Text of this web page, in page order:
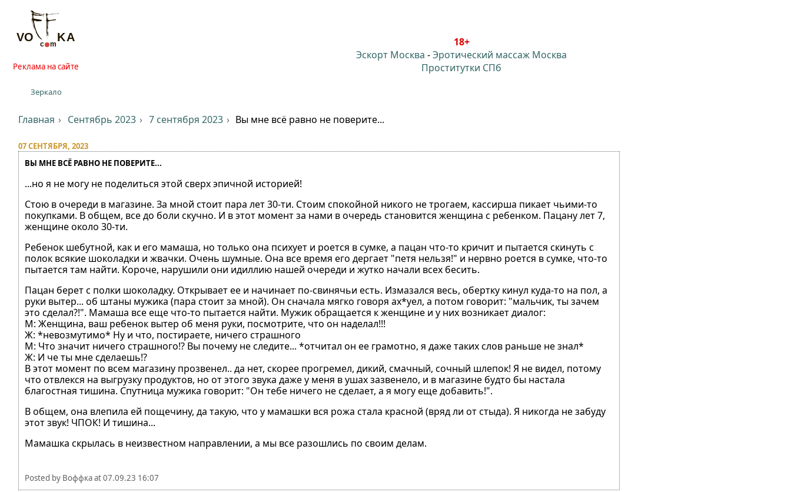
Реклама на сайте
Зеркало
18+
Эскорт Москва -Эротический массаж Москва
Проститутки СПб
Главная Сентябрь 2023 7 сентября 2023 Вы мне всё равно не поверите...
07 СЕНТЯБРЯ, 2023
ВЫ МНЕ ВСЁ РАВНО НЕ ПОВЕРИТЕ...
...но я не могу не поделиться этой сверх эпичной историей!
Стою в очереди в магазине. За мной стоит пара лет 30-ти. Стоим спокойной никого не трогаем, кассирша пикает чьими-то
покупками. В общем, все до боли скучно. И в этот момент за нами в очередь становится женщина с ребенком. Пацану лет 7,
женщине около 30-ти.
Ребенок шебутной, как и его мамаша, но только она психует и роется в сумке, а пацан что-то кричит и пытается скинуть с
полок всякие шоколадки и жвачки. Очень шумные. Она все время его дергает "петя нельзя!" и нервно роется в сумке, что-то
пытается там найти. Короче, нарушили они идиллию нашей очереди и жутко начали всех бесить.
Пацан берет с полки шоколадку. Открывает ее и начинает по-свинячьи есть. Измазался весь, обертку кинул куда-то на пол, а
руки вытер... об штаны мужика (пара стоит за мной). Он сначала мягко говоря ах*уел, а потом говорит: "мальчик, ты зачем
это сделал?!". Мамаша все еще что-то пытается найти. Мужик обращается к женщине и у них возникает диалог:
М: Женщина, ваш ребенок вытер об меня руки, посмотрите, что он наделал!!!
Ж: *невозмутимо* Ну и что, постираете, ничего страшного
М: Что значит ничего страшного!? Вы почему не следите... *отчитал он ее грамотно, я даже таких слов раньше не знал*
Ж: И че ты мне сделаешь!?
В этот момент по всем магазину прозвенел.. да нет, скорее прогремел, дикий, смачный, сочный шлепок! Я не видел, потому
что отвлекся на выгрузку продуктов, но от этого звука даже у меня в ушах зазвенело, и в магазине будто бы настала
благостная тишина. Спутница мужика говорит: "Он тебе ничего не сделает, а я могу еще добавить!".
В общем, она влепила ей пощечину, да такую, что у мамашки вся рожа стала красной (вряд ли от стыда). Я никогда не забуду
этот звук! ЧПОК! И тишина...
Мамашка скрылась в неизвестном направлении, а мы все разошлись по своим делам.
Posted by Воффкаat07.09.23 16:07